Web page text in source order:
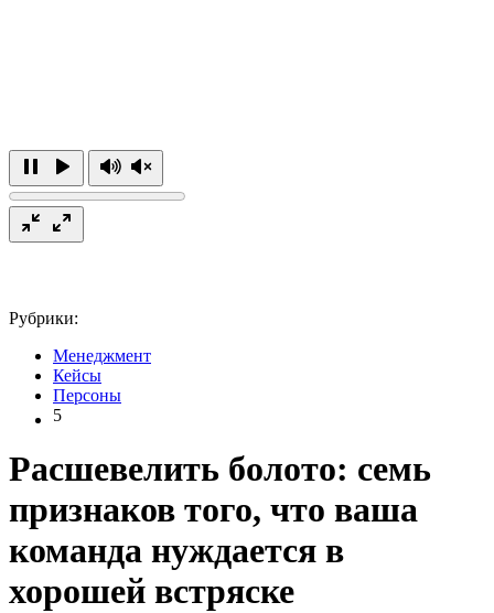
Рубрики:
Менеджмент
Кейсы
Персоны
5
Расшевелить болото: семь
признаков того, что ваша
команда нуждается в
хорошей встряске